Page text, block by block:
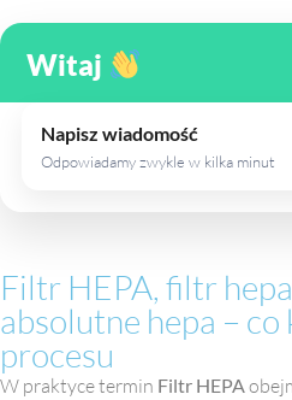
Witaj
Napisz wiadomość
Odpowiadamy zwykle w kilka minut
Filtr HEPA, filtr
absolutne hepa – co
procesu
W praktyce termin Filtr HEPA